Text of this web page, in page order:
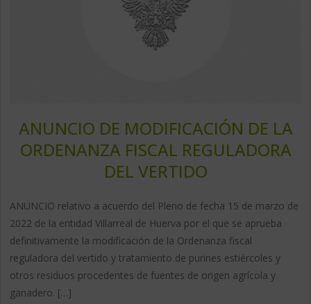
ANUNCIO DE MODIFICACIÓN DE LA
ORDENANZA FISCAL REGULADORA
DEL VERTIDO
ANUNCIO relativo a acuerdo del Pleno de fecha 15 de marzo de
2022 de la entidad Villarreal de Huerva por el que se aprueba
definitivamente la modificación de la Ordenanza fiscal
reguladora del vertido y tratamiento de purines estiércoles y
otros residuos procedentes de fuentes de origen agrícola y
ganadero. […]